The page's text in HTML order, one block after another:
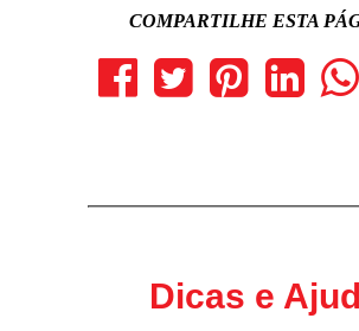
COMPARTILHE ESTA
Dicas e